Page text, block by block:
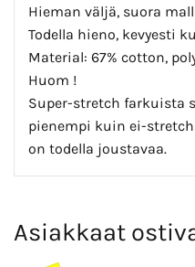
Hieman väljä, suora
Todella hieno, kevyesti
Material: 67% cotton,
Huom !
Super-stretch farkuista
pienempi kuin ei-
on todella joustavaa.
Asiakkaat